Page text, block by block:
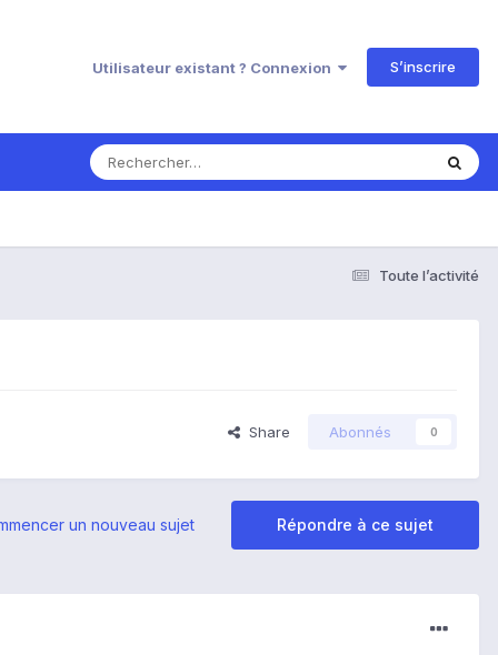
Utilisateur existant ? Connexion S’inscrire
Toute l’activité
Share Abonnés 0
Répondre à ce sujet
un nouveau sujet